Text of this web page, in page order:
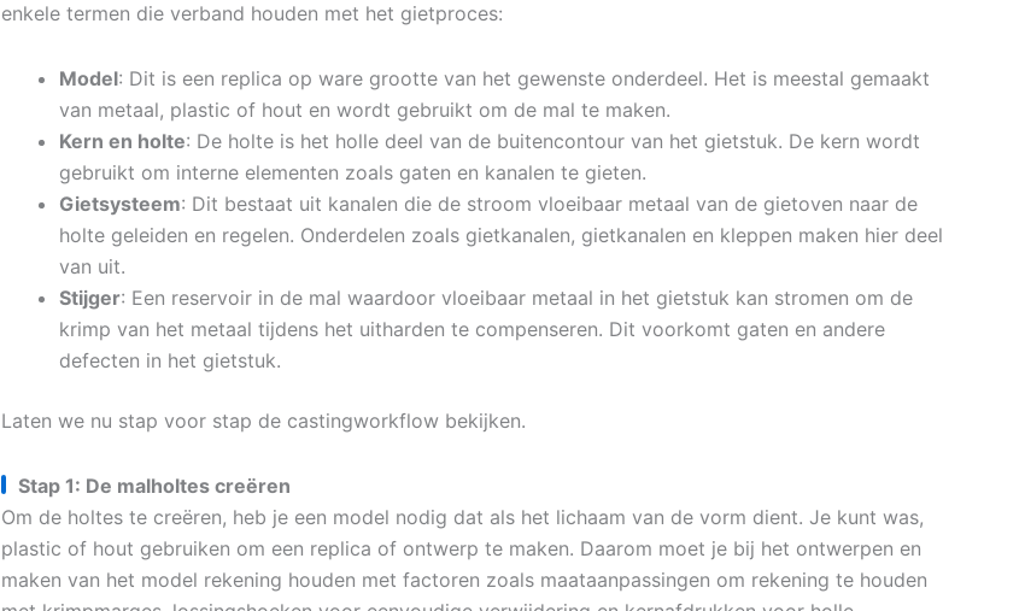
enkele termen die verband houden met het gietproces:
Model: Dit is een replica op ware grootte van het gewenste onderdeel. Het is meestal gemaakt
van metaal, plastic of hout en wordt gebruikt om de mal te maken.
Kern en holte: De holte is het holle deel van de buitencontour van het gietstuk. De kern wordt
gebruikt om interne elementen zoals gaten en kanalen te gieten.
Gietsysteem: Dit bestaat uit kanalen die de stroom vloeibaar metaal van de gietoven naar de
holte geleiden en regelen. Onderdelen zoals gietkanalen, gietkanalen en kleppen maken hier deel
van uit.
Stijger: Een reservoir in de mal waardoor vloeibaar metaal in het gietstuk kan stromen om de
krimp van het metaal tijdens het uitharden te compenseren. Dit voorkomt gaten en andere
defecten in het gietstuk.
Laten we nu stap voor stap de castingworkflow bekijken.
Stap 1: De malholtes creëren
Om de holtes te creëren, heb je een model nodig dat als het lichaam van de vorm dient. Je kunt was,
plastic of hout gebruiken om een replica of ontwerp te maken. Daarom moet je bij het ontwerpen en
maken van het model rekening houden met factoren zoals maataanpassingen om rekening te houden